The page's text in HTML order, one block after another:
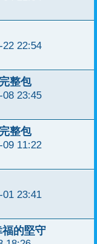
22 22:54
整包
08 23:45
整包
09 11:22
01 23:41
的堅守